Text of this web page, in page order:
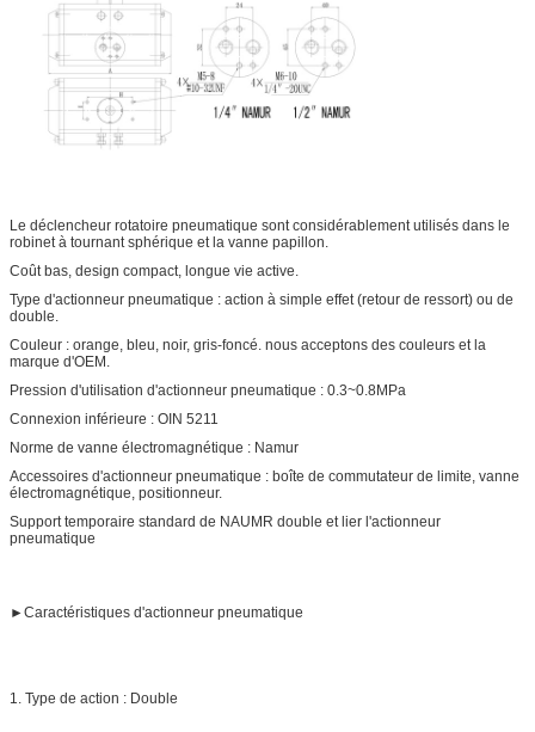
Le déclencheur rotatoire pneumatique sont considérablement utilisés dans le
robinet à tournant sphérique et la vanne papillon.
Coût bas, design compact, longue vie active.
Type d'actionneur pneumatique : action à simple effet (retour de ressort) ou de
double.
Couleur : orange, bleu, noir, gris-foncé. nous acceptons des couleurs et la
marque d'OEM.
Pression d'utilisation d'actionneur pneumatique : 0.3~0.8MPa
Connexion inférieure : OIN 5211
Norme de vanne électromagnétique : Namur
Accessoires d'actionneur pneumatique : boîte de commutateur de limite, vanne
électromagnétique, positionneur.
Support temporaire standard de NAUMR double et lier l'actionneur
pneumatique
►Caractéristiques d'actionneur pneumatique
1. Type de action : Double